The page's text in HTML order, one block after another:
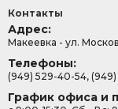
Контакты
Адрес:
Макеевка - ул.
Телефоны:
(949) 529-40-54,
График офиса и